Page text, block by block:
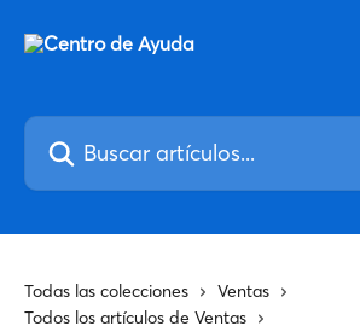
Buscar artículos...
Todas las colecciones
Ventas
Todos los artículos de Ventas